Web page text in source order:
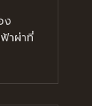
ง
าผ่าที่